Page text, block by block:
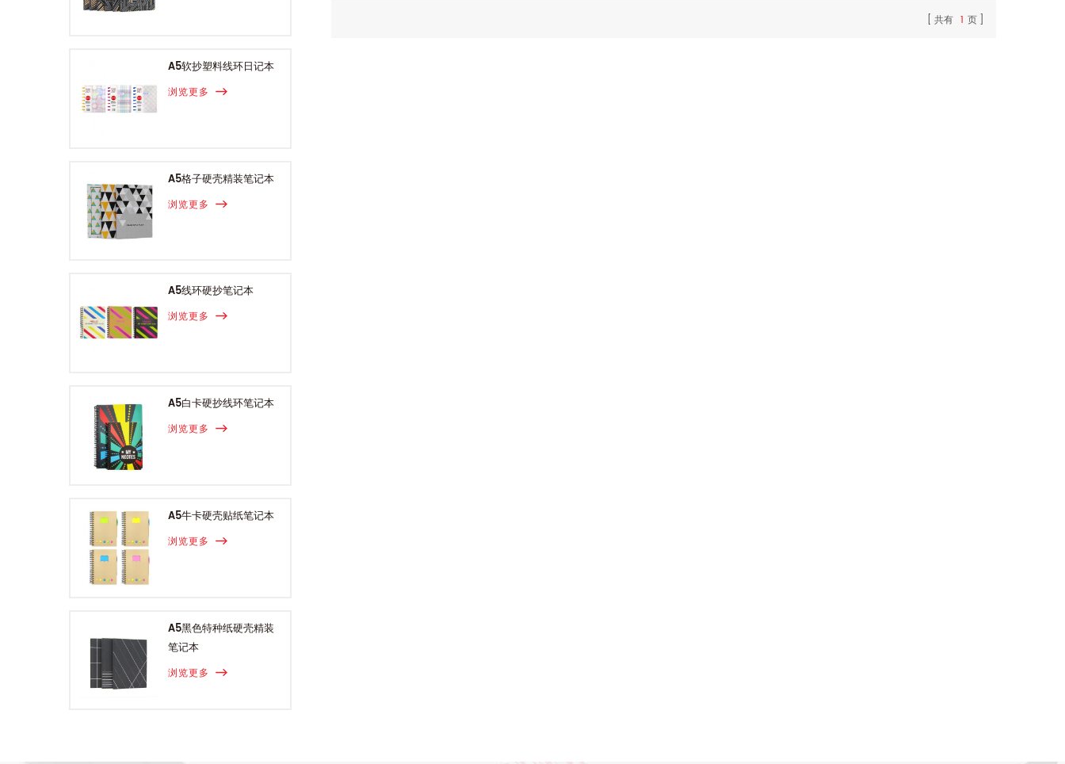
A5软抄塑料线环日记本
浏览更多
A5格子硬壳精装笔记本
浏览更多
A5线环硬抄笔记本
浏览更多
A5白卡硬抄线环笔记本
浏览更多
A5牛卡硬壳贴纸笔记本
浏览更多
A5黑色特种纸硬壳精装
笔记本
浏览更多
共有 1 页